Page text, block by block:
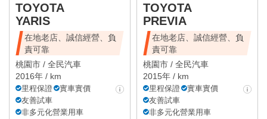
TOYOTA
YARIS
在地老店、誠信經營、負
責可靠
桃園市 / 全民汽車
2016年 / km
里程保證
實車實價
友善試車
非多元化營業用車
TOYOTA
PREVIA
在地老店、誠信經營、負
責可靠
桃園市 / 全民汽車
2015年 / km
里程保證
實車實價
友善試車
非多元化營業用車